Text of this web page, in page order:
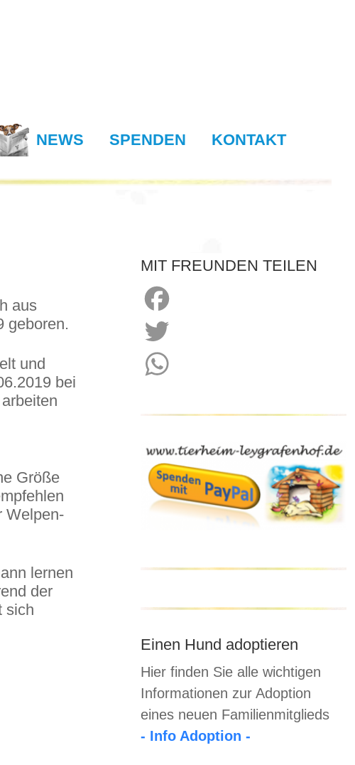
NEWS SPENDEN KONTAKT
aus
geboren.
und
bei
Größe
Welpen-
lernen
der
sich
MIT FREUNDEN TEILEN
Facebook
Twitter
Einen Hund adoptieren
Hier finden Sie alle wichtigen
Informationen zur Adoption
eines neuen Familienmitglieds
- Info Adoption -